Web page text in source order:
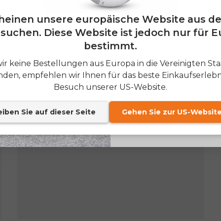
unsere europäische Website aus
Diese Website ist jedoch nur für
bestimmt.
keine Bestellungen aus Europa in die Vereinigten
empfehlen wir Ihnen für das beste
Besuch unserer US-Website.
Sie auf dieser Seite Gehen Sie zur US-Website
— and enjoy
Email
Send me news and
at anytime.